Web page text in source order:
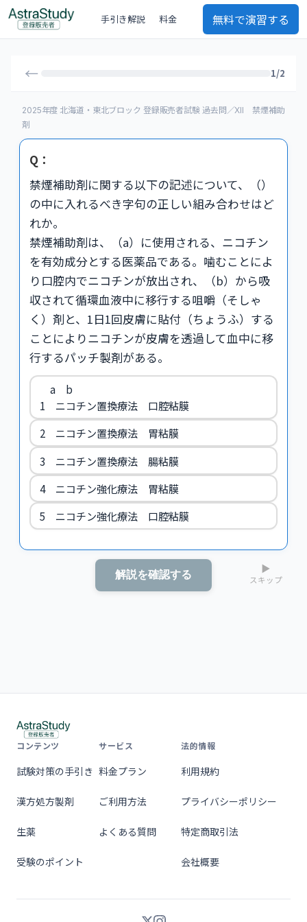
手引き解説 料金 無料で演習する
← 1/2
2025年度 北海道・東北ブロック 登録販売者試験 過去問／XII 禁煙補助
剤
Q：
禁煙補助剤に関する以下の記述について、（）
の中に入れるべき字句の正しい組み合わせはど
れか。
禁煙補助剤は、（a）に使用される、ニコチン
を有効成分とする医薬品である。噛むことによ
り口腔内でニコチンが放出され、（b）から吸
収されて循環血液中に移行する咀嚼（そしゃ
く）剤と、1日1回皮膚に貼付（ちょうふ）する
ことによりニコチンが皮膚を透過して血中に移
行するパッチ製剤がある。
a b
1 ニコチン置換療法 口腔粘膜
2 ニコチン置換療法 胃粘膜
3 ニコチン置換療法 腸粘膜
4 ニコチン強化療法 胃粘膜
5 ニコチン強化療法 口腔粘膜
解説を確認する ▶
スキップ
コンテンツ
試験対策の手引き
漢方処方製剤
生薬
受験のポイント
サービス
料金プラン
ご利用方法
よくある質問
法的情報
利用規約
プライバシーポリシー
特定商取引法
会社概要